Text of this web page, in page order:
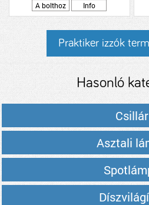
A bolthoz
Info
Praktiker izzók
Hasonló
Csillár
Asztali